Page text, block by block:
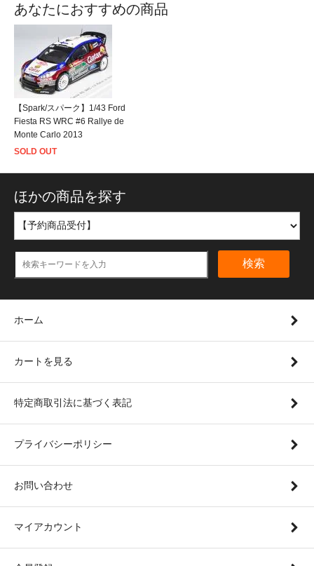
あなたにおすすめの商品
【Spark/スパーク】1/43 Ford
Fiesta RS WRC #6 Rallye de
Monte Carlo 2013
SOLD OUT
ほかの商品を探す
検索
ホーム
カートを見る
特定商取引法に基づく表記
プライバシーポリシー
お問い合わせ
マイアカウント